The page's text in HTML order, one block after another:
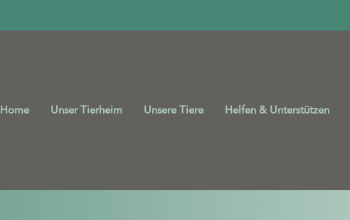
Home Unser Tierheim Unsere Tiere Helfen & Unterstützen